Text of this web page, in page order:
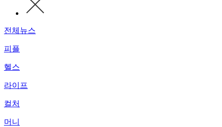
전체뉴스
피플
헬스
라이프
컬처
머니